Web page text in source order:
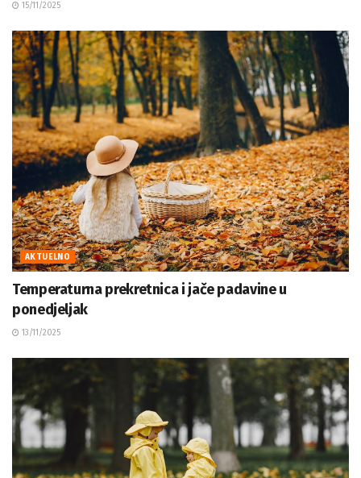
15/11/2025
AKTUELNO
Temperaturna prekretnica i jače padavine u
ponedjeljak
13/11/2025